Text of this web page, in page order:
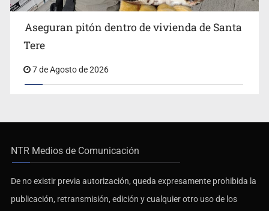
Aseguran pitón dentro de vivienda de Santa
Tere
7 de Agosto de 2026
NTR Medios de Comunicación
De no existir previa autorización, queda expresamente prohibida la
publicación, retransmisión, edición y cualquier otro uso de los